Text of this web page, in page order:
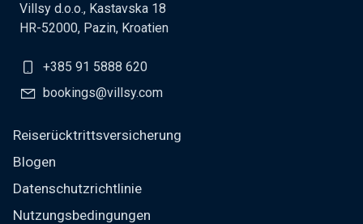
Villsy d.o.o., Kastavska 18
HR-52000, Pazin, Kroatien
+385 91 5888 620
bookings@villsy.com
Reiserücktrittsversicherung
Blogen
Datenschutzrichtlinie
Nutzungsbedingungen